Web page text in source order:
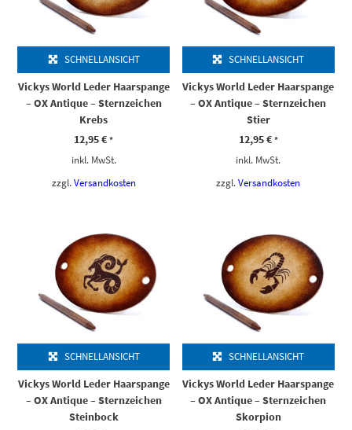
SCHNELLANSICHT
Vickys World Leder Haarspange
– OX Antique – Sternzeichen
Krebs
12,95€ *
inkl. MwSt.
zzgl. Versandkosten
SCHNELLANSICHT
Vickys World Leder Haarspange
– OX Antique – Sternzeichen
Stier
12,95€ *
inkl. MwSt.
zzgl.Versandkosten
SCHNELLANSICHT
Vickys World Leder Haarspange
– OX Antique – Sternzeichen
Steinbock
SCHNELLANSICHT
Vickys World Leder Haarspange
– OX Antique – Sternzeichen
Skorpion